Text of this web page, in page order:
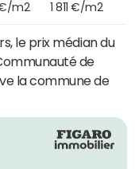
m2 1 811 €/m2
le prix médian du
de
la commune de